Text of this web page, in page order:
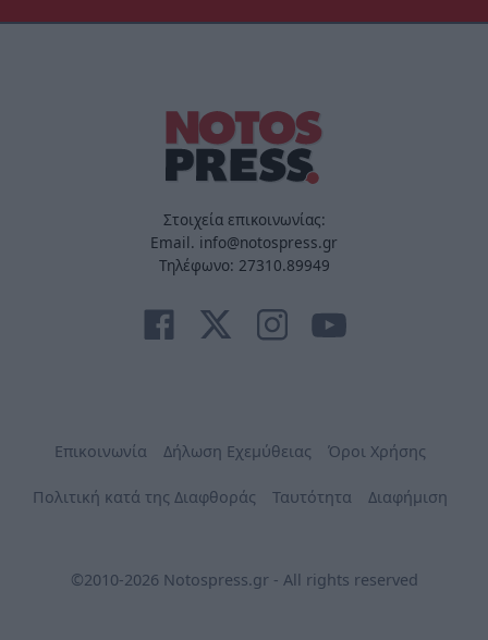
Στοιχεία επικοινωνίας:
Email. info@notospress.gr
Τηλέφωνο: 27310.89949
Επικοινωνία Δήλωση Εχεμύθειας Όροι Χρήσης
Πολιτική κατά της Διαφθοράς Ταυτότητα Διαφήμιση
©2010-2026 Notospress.gr - All rights reserved